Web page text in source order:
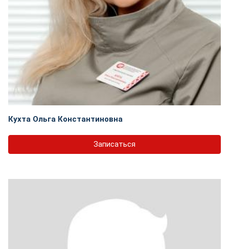
Кухта Ольга Константиновна
Записаться